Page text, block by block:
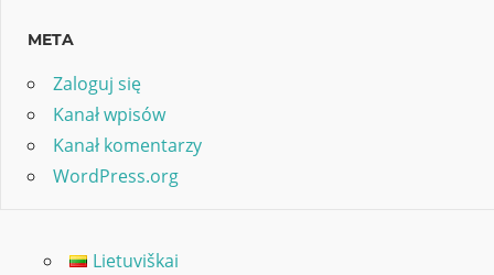
META
Zaloguj się
Kanał wpisów
Kanał komentarzy
WordPress.org
Lietuviškai